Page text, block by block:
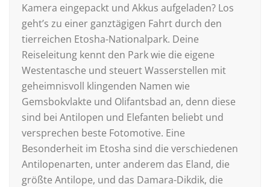
Kamera eingepackt und Akkus aufgeladen? Los
geht’s zu einer ganztägigen Fahrt durch den
tierreichen Etosha-Nationalpark. Deine
Reiseleitung kennt den Park wie die eigene
Westentasche und steuert Wasserstellen mit
geheimnisvoll klingenden Namen wie
Gemsbokvlakte und Olifantsbad an, denn diese
sind bei Antilopen und Elefanten beliebt und
versprechen beste Fotomotive. Eine
Besonderheit im Etosha sind die verschiedenen
Antilopenarten, unter anderem das Eland, die
größte Antilope, und das Damara-Dikdik, die